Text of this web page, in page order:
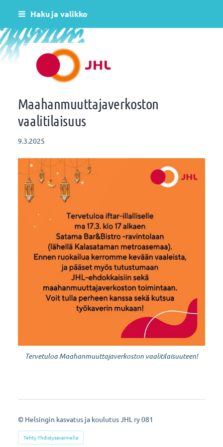
Siirry
sisältöön
Haku ja valikko
Helsingin varhaiskasvatus JHL ry 081
Maahanmuuttajaverkoston
vaalitilaisuus
9.3.2025
Tervetuloa Maahanmuuttajaverkoston vaalitilaisuuteen!
© Helsingin kasvatus ja koulutus JHL ry 081
Tehty Yhdistysavaimella